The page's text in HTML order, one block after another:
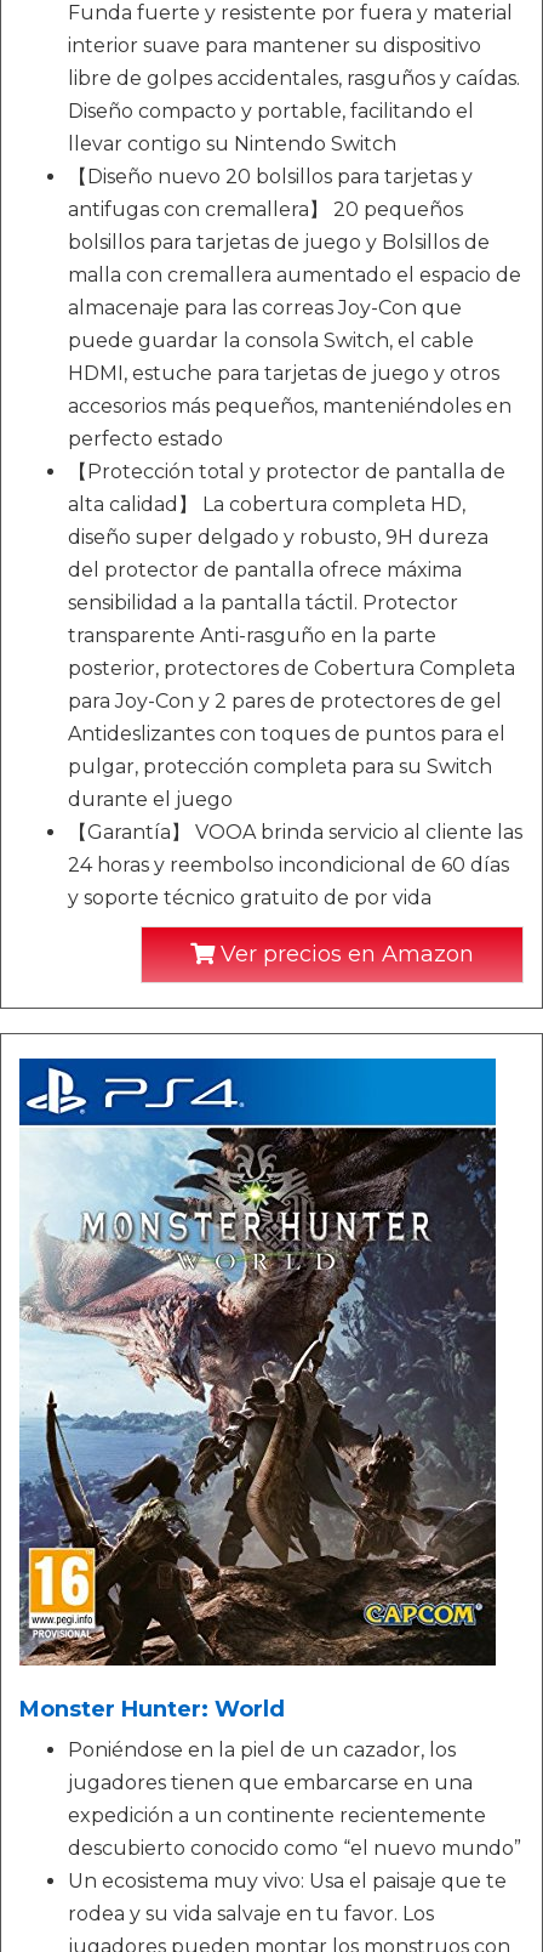
Funda fuerte y resistente por fuera y material
interior suave para mantener su dispositivo
libre de golpes accidentales, rasguños y caídas.
Diseño compacto y portable, facilitando el
llevar contigo su Nintendo Switch
【Diseño nuevo 20 bolsillos para tarjetas y
antifugas con cremallera】 20 pequeños
bolsillos para tarjetas de juego y Bolsillos de
malla con cremallera aumentado el espacio de
almacenaje para las correas Joy-Con que
puede guardar la consola Switch, el cable
HDMI, estuche para tarjetas de juego y otros
accesorios más pequeños, manteniéndoles en
perfecto estado
【Protección total y protector de pantalla de
alta calidad】 La cobertura completa HD,
diseño super delgado y robusto, 9H dureza
del protector de pantalla ofrece máxima
sensibilidad a la pantalla táctil. Protector
transparente Anti-rasguño en la parte
posterior, protectores de Cobertura Completa
para Joy-Con y 2 pares de protectores de gel
Antideslizantes con toques de puntos para el
pulgar, protección completa para su Switch
durante el juego
【Garantía】 VOOA brinda servicio al cliente las
24 horas y reembolso incondicional de 60 días
y soporte técnico gratuito de por vida
Ver precios en Amazon
Monster Hunter: World
Poniéndose en la piel de un cazador, los
jugadores tienen que embarcarse en una
expedición a un continente recientemente
descubierto conocido como “el nuevo mundo”
Un ecosistema muy vivo: Usa el paisaje que te
rodea y su vida salvaje en tu favor. Los
jugadores pueden montar los monstruos con